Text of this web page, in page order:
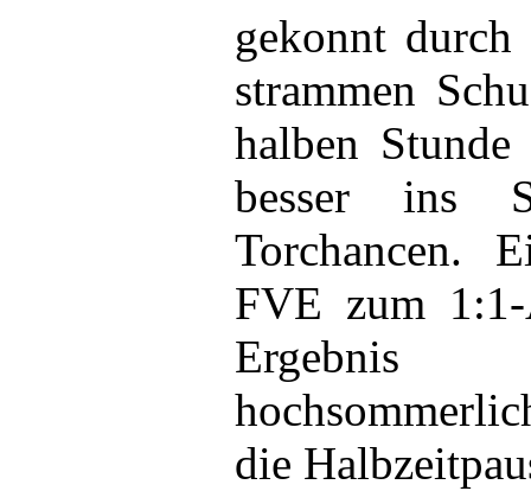
gekonnt
strammen
halben
besser ins
Torchancen.
FVE zum
die